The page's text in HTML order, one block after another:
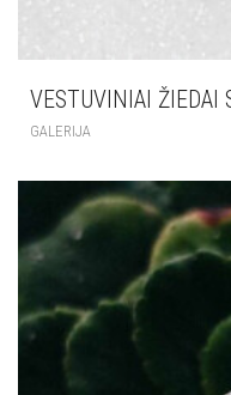
VESTUVINIAI ŽIEDAI
GALERIJA